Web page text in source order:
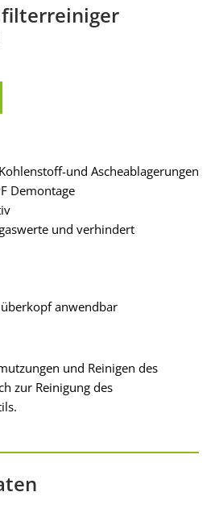
und Ascheablagerungen
Demontage
und verhindert
anwendbar
und Reinigen des
zur Reinigung des